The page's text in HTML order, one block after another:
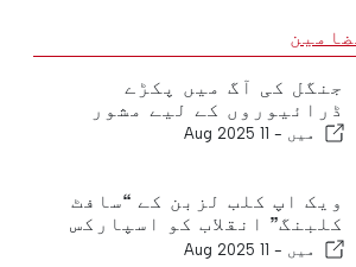
جنگل کی آگ میں پکڑے
ڈرائیوروں کے لیے مشور
میں - 11 Aug 2025
ویک اپ کلب لزبن کے “سافٹ
کلبنگ” انقلاب کو اسپارکس
کرتا ہے
میں - 11 Aug 2025